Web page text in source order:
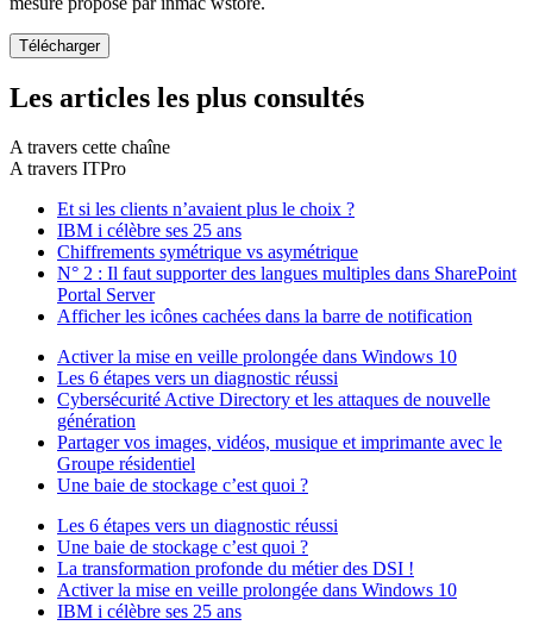
Les articles les plus consultés
A travers cette chaîne
A travers ITPro
Et si les clients n’avaient plus le choix ?
IBM i célèbre ses 25 ans
Chiffrements symétrique vs asymétrique
N° 2 : Il faut supporter des langues multiples dans SharePoint
Portal Server
Afficher les icônes cachées dans la barre de notification
Activer la mise en veille prolongée dans Windows 10
Les 6 étapes vers un diagnostic réussi
Cybersécurité Active Directory et les attaques de nouvelle
génération
Partager vos images, vidéos, musique et imprimante avec le
Groupe résidentiel
Une baie de stockage c’est quoi ?
Les 6 étapes vers un diagnostic réussi
Une baie de stockage c’est quoi ?
La transformation profonde du métier des DSI !
Activer la mise en veille prolongée dans Windows 10
IBM i célèbre ses 25 ans